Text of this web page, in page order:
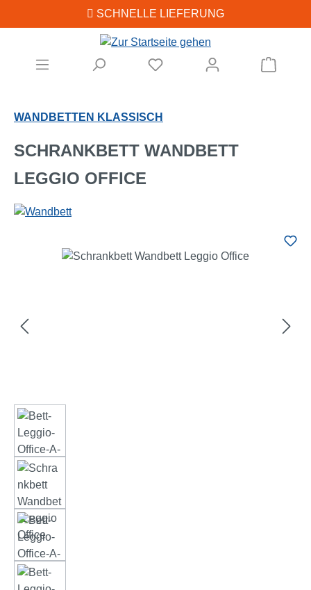
Zum Hauptinhalt springenSCHNELLE LIEFERUNG
WANDBETTEN KLASSISCH
SCHRANKBETT WANDBETT
LEGGIO OFFICE